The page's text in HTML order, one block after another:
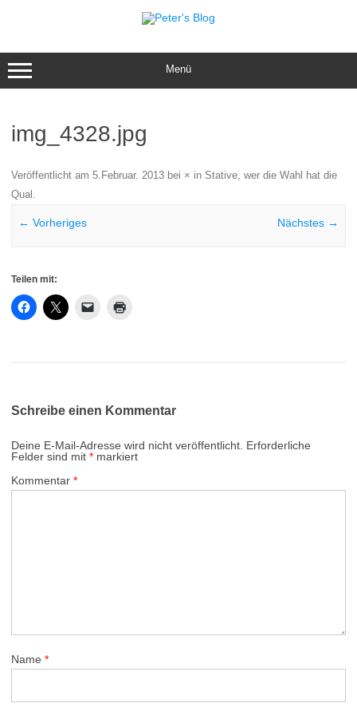
Menü
img_4328.jpg
Veröffentlicht am 5.Februar. 2013 bei × in Stative, wer die Wahl hat die
Qual .
← Vorheriges Nächstes →
Teilen mit:
Schreibe einen Kommentar
Deine E-Mail-Adresse wird nicht veröffentlicht. Erforderliche
Felder sind mit * markiert
Kommentar *
Name *